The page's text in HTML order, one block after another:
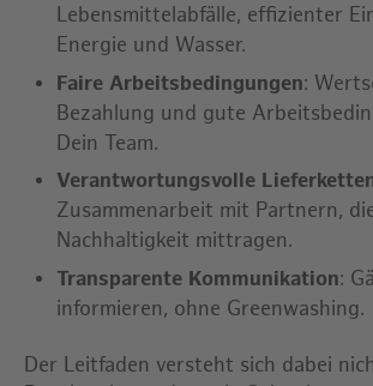
Lebensmittelabfälle, effizienter
Energie und Wasser.
Faire Arbeitsbedingungen:
Bezahlung und gute
Dein Team.
Verantwortungsvolle
Zusammenarbeit mit Partnern,
Nachhaltigkeit mittragen.
Transparente Kommunikation:
informieren, ohne Greenwashing.
Der Leitfaden versteht sich dabei